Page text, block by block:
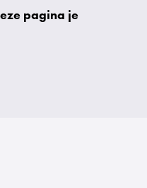
pagina je